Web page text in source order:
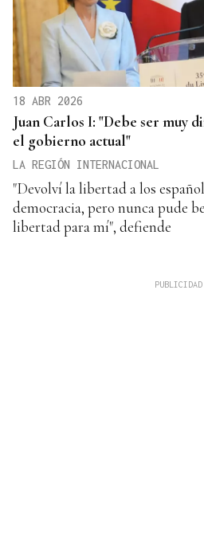
18 ABR 2026
Juan Carlos I: "Debe ser muy
el gobierno actual"
LA REGIÓN INTERNACIONAL
"Devolví la libertad a los
democracia, pero nunca pude
libertad para mí", defiende